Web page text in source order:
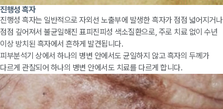
진행성 흑자
진행성 흑자는 일반적으로 자외선 노출부에 발생한 흑자가 점점 넓어지거나
점점 깊어져서 불균일해진 표피진피성 색소질환으로, 주로 치료 없이 수년
이상 방치된 흑자에서 흔하게 발견됩니다.
피부분석기 상에서 하나의 병변 안에서도 균일하지 않고 흑자의 두께가
다르게 관찰되어 하나의 병변 안에서도 치료를 다르게 합니다.